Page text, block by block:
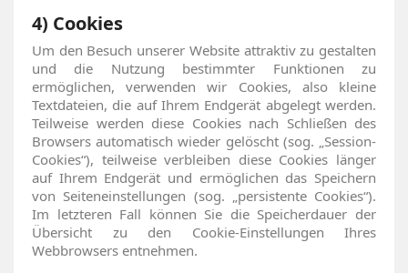
4) Cookies
Um den Besuch unserer Website attraktiv zu gestalten
und die Nutzung bestimmter Funktionen zu
ermöglichen, verwenden wir Cookies, also kleine
Textdateien, die auf Ihrem Endgerät abgelegt werden.
Teilweise werden diese Cookies nach Schließen des
Browsers automatisch wieder gelöscht (sog. „Session-
Cookies“), teilweise verbleiben diese Cookies länger
auf Ihrem Endgerät und ermöglichen das Speichern
von Seiteneinstellungen (sog. „persistente Cookies“).
Im letzteren Fall können Sie die Speicherdauer der
Übersicht zu den Cookie-Einstellungen Ihres
Webbrowsers entnehmen.